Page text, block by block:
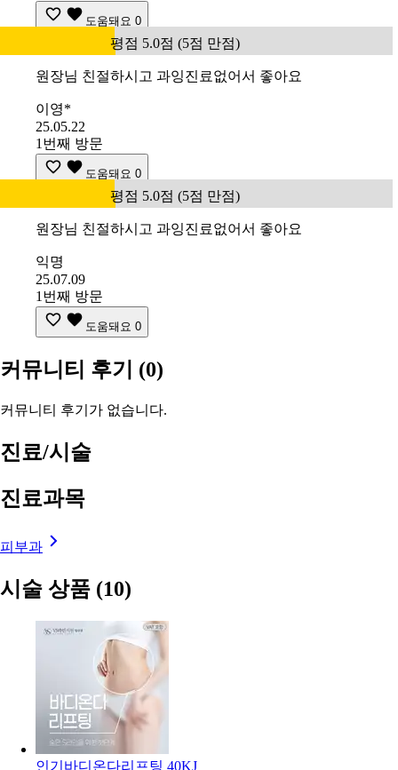
도움돼요 0
평점 5.0점 (5점 만점)
원장님 친절하시고 과잉진료없어서 좋아요
이영*
25.05.22
1번째 방문
도움돼요 0
평점 5.0점 (5점 만점)
원장님 친절하시고 과잉진료없어서 좋아요
익명
25.07.09
1번째 방문
도움돼요 0
커뮤니티 후기 (0)
커뮤니티 후기가 없습니다.
진료/시술
진료과목
피부과
시술 상품 (10)
인기 바디온다리프팅 40KJ